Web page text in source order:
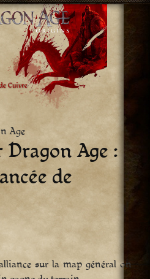
Age
Dragon Age :
de
sur la map général on